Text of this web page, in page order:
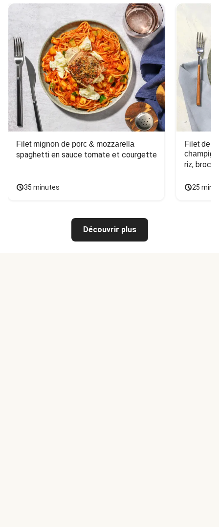
Filet mignon de porc & mozzarella
spaghetti en sauce tomate et courgette
35 minutes
Filet de
riz,
25
Découvrir plus